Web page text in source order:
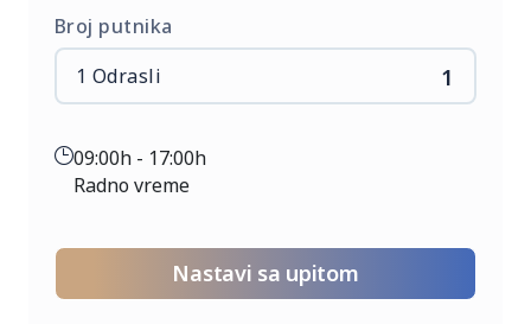
internacionalnog lanca Swiss INN.
Broj putnika
1
09:00h - 17:00h
Radno vreme